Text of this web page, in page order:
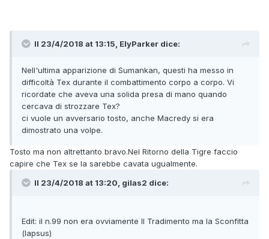
sfuggono... eppure nessuno mi pare abbia mai 'chiesto la
quasi tutte sono storie passate alla Storia di Tex.
Tanto più l'avversario è tosto, tanto più merito ha Tex nello
sconfiggerlo, tanto più la storia passa alla Storia.
Il 23/4/2018 at 13:15, ElyParker dice:
Nell'ultima apparizione di Sumankan, questi ha messo in
difficoltà Tex durante il combattimento corpo a corpo. Vi
ricordate che aveva una solida presa di mano quando
cercava di strozzare Tex?
ci vuole un avversario tosto, anche Macredy si era
dimostrato una volpe.
Tosto ma non altrettanto bravo.Nel Ritorno della Tigre faccio
capire che Tex se la sarebbe cavata ugualmente.
Il 23/4/2018 at 13:20, gilas2 dice:
Edit: il n.99 non era ovviamente Il Tradimento ma la Sconfitta
(lapsus)